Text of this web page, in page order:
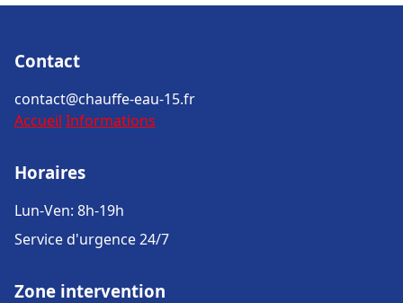
Contact
contact@chauffe-eau-15.fr
Accueil Informations
Horaires
Lun-Ven: 8h-19h
Service d'urgence 24/7
Zone intervention